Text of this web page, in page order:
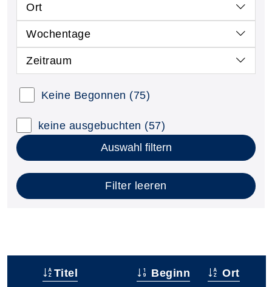
Ort
Wochentage
Zeitraum
Keine Begonnen (75)
keine ausgebuchten (57)
Auswahl filtern
Filter leeren
Titel Beginn Ort